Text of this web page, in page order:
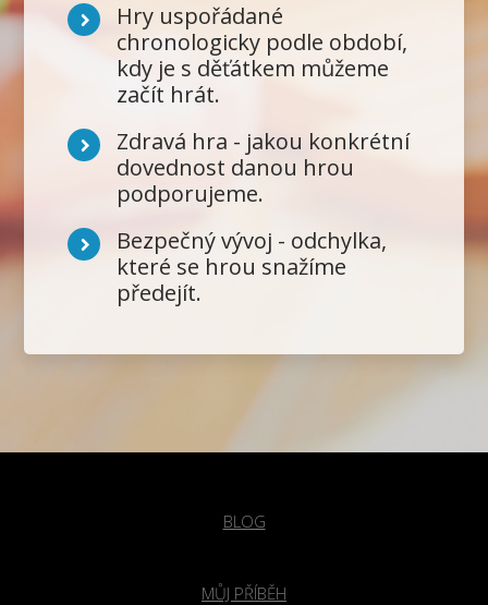
Hry uspořádané
chronologicky podle období,
kdy je s děťátkem můžeme
začít hrát.
Zdravá hra - jakou konkrétní
dovednost danou hrou
podporujeme.
Bezpečný vývoj - odchylka,
které se hrou snažíme
předejít.
BLOG
MŮJ PŘÍBĚH